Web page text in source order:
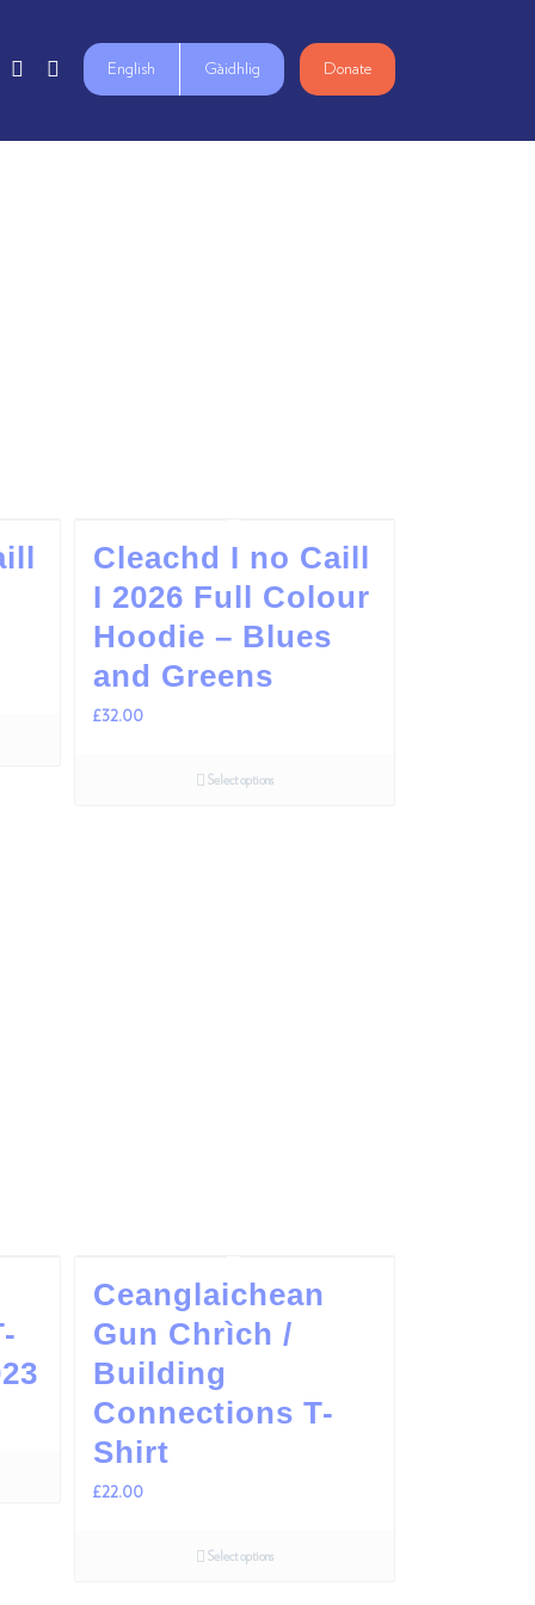
English Gàidhlig Donate
Cleachd I no Caill
I 2026 Full Colour
Hoodie – Blues
and Greens
£32.00
Select options
Ceanglaichean
Gun Chrìch /
Building
Connections T-
Shirt
£22.00
Select options